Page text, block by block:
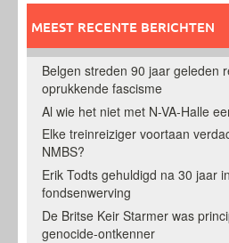
MEEST RECENTE BERICHTEN
Belgen streden 90 jaar geleden
oprukkende fascisme
Al wie het niet met N-VA-Halle
Elke treinreiziger voortaan
NMBS?
Erik Todts gehuldigd na 30 jaar
fondsenwerving
De Britse Keir Starmer was
genocide-ontkenner